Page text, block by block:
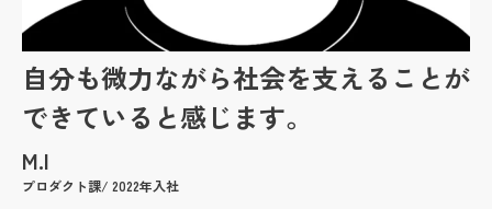
自分も微力ながら社会を支えることが
できていると感じます。
M.I
プロダクト課/ 2022年入社